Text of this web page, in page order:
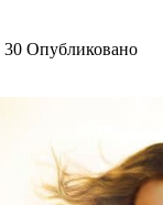
30 Опубликовано